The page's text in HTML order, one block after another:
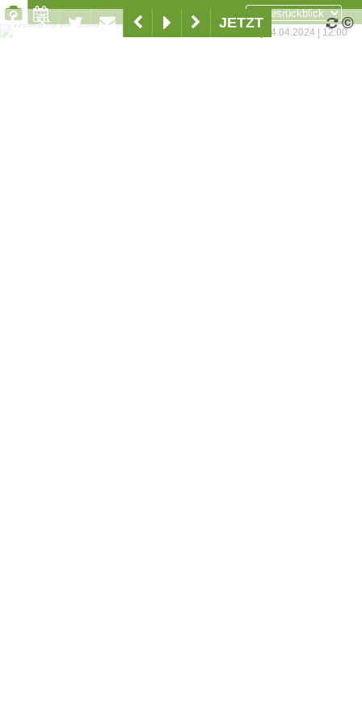
www.feriendorf-wallenburg.at 04.04.2024 12:00
JETZT ©